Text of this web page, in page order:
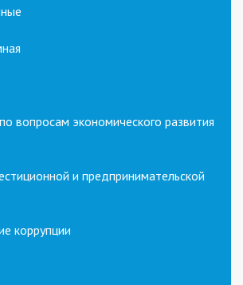
вопросам экономического развития
и предпринимательской
коррупции